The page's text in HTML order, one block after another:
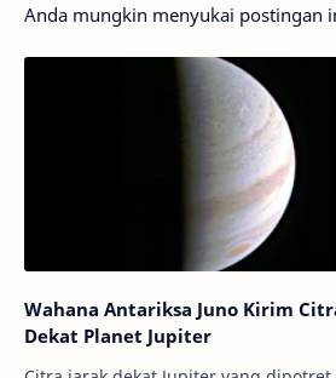
Anda mungkin menyukai postingan
Wahana Antariksa Juno Kirim
Dekat Planet Jupiter